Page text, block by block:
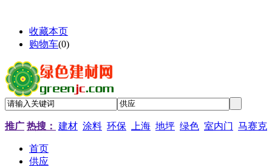
收藏本页
购物车(0)
推广 热搜： 建材 涂料 环保 上海 地坪 绿色 室内门 马赛克
首页
供应